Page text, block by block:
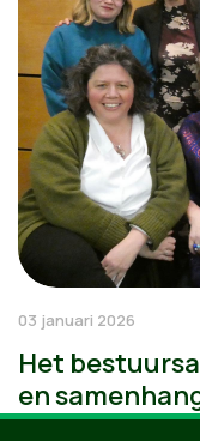
03 januari 2026
Het
en